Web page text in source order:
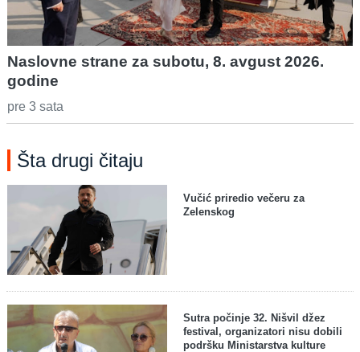
Naslovne strane za subotu, 8. avgust 2026.
godine
pre 3 sata
Šta drugi čitaju
Vučić priredio večeru za
Zelenskog
Sutra počinje 32. Nišvil džez
festival, organizatori nisu dobili
podršku Ministarstva kulture